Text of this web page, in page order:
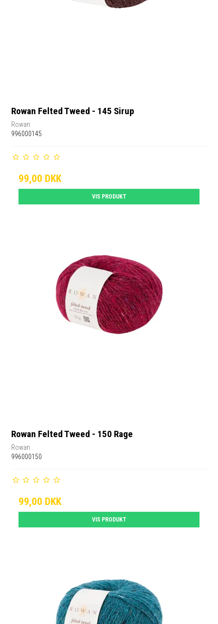
Rowan Felted Tweed - 145 Sirup
Rowan
996000145
99,00 DKK
VIS PRODUKT
Rowan Felted Tweed - 150 Rage
Rowan
996000150
99,00 DKK
VIS PRODUKT